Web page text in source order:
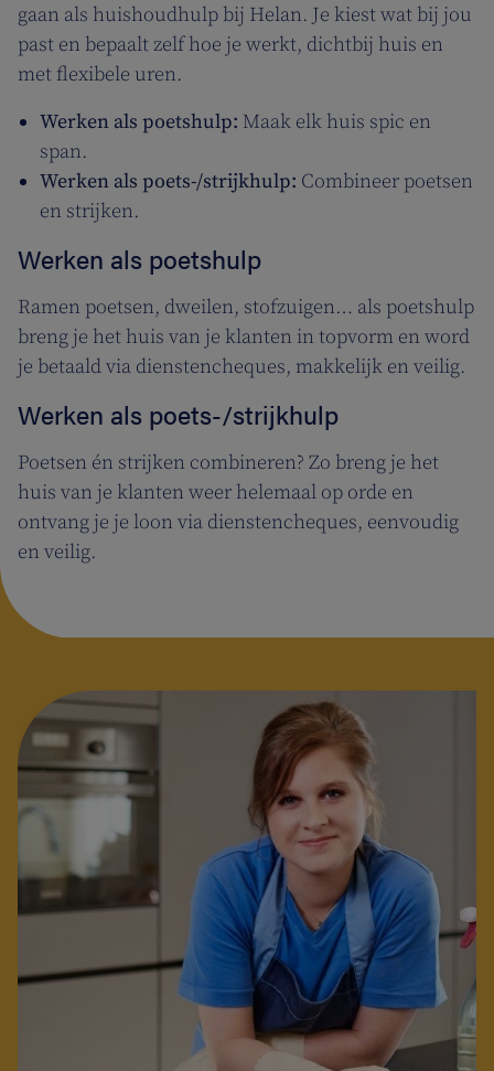
gaan als huishoudhulp bij Helan. Je kiest wat bij jou
past en bepaalt zelf hoe je werkt, dichtbij huis en
met flexibele uren.
Werken als poetshulp: Maak elk huis spic en
span.
Werken als poets-/strijkhulp: Combineer poetsen
en strijken.
Werken als poetshulp
Ramen poetsen, dweilen, stofzuigen… als poetshulp
breng je het huis van je klanten in topvorm en word
je betaald via dienstencheques, makkelijk en veilig.
Werken als poets-/strijkhulp
Poetsen én strijken combineren? Zo breng je het
huis van je klanten weer helemaal op orde en
ontvang je je loon via dienstencheques, eenvoudig
en veilig.